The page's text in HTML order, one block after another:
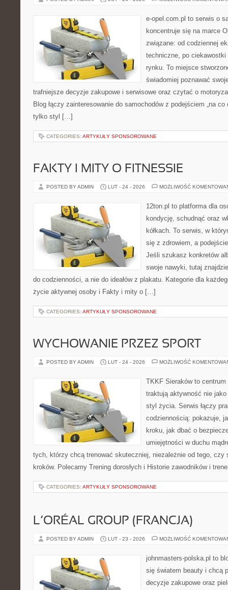
e-opel.com.pl to serwis o
koncentruje się na marce
związane: od codziennej
techniczne, po
rynku. To miejsce
świadomiej poznawać
trafniejsze decyzje zakupowe i serwisowe oraz czytać o
Blog łączy zainteresowanie do samochodów z podejściem „na
tylko styl […]
CATEGORIES: ARTYKUŁY SPONSOROWANE
FAKTY I MITY O FITNESSIE
POSTED BY ADMIN LUT - 24 - 2026 MOŻLIWOŚĆ
12ton.pl to platforma dla
kondycję, schudnąć oraz
kółkach. To serwis, w
się z zdrowiem, a
Jeśli szukasz konkretów
swoje nawyki, tutaj
do codzienności, a nie do ideałów z plakatu. Kategorie dla
życie aktywnej osoby i Fakty i mity o […]
CATEGORIES: ARTYKUŁY SPONSOROWANE
WYCHOWANIE PRZEZ SPORT
POSTED BY ADMIN LUT - 24 - 2026 MOŻLIWOŚĆ
TKKF Sieraków to
traktują aktywność nie
styl życia. Serwis łączy
codziennością: pokazuje,
kroku, jak dbać o
umiejętności w duchu
tych, którzy chcą trenować skuteczniej, niezależnie od tego, czy
kroków. Polecamy Trening dorosłych i Historie zawodników i
CATEGORIES: ARTYKUŁY SPONSOROWANE
L’ORÉAL GROUP (FRANCJA)
POSTED BY ADMIN LUT - 23 - 2026 MOŻLIWOŚĆ
johnmasters-polska.pl to
się światem beauty i chcą
decyzje zakupowe oraz